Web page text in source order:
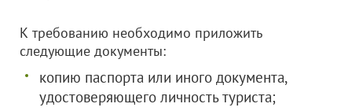
К требованию необходимо приложить
следующие документы:
копию паспорта или иного документа,
удостоверяющего личность туриста;